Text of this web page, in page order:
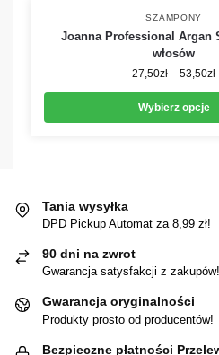
SZAMPONY
Joanna Professional Argan
włosów
27,50zł – 53,50zł
Wybierz opcje
Tania wysyłka
DPD Pickup Automat za 8,99 zł!
90 dni na zwrot
Gwarancja satysfakcji z zakupów!
Gwarancja oryginalności
Produkty prosto od producentów!
Bezpieczne płatności